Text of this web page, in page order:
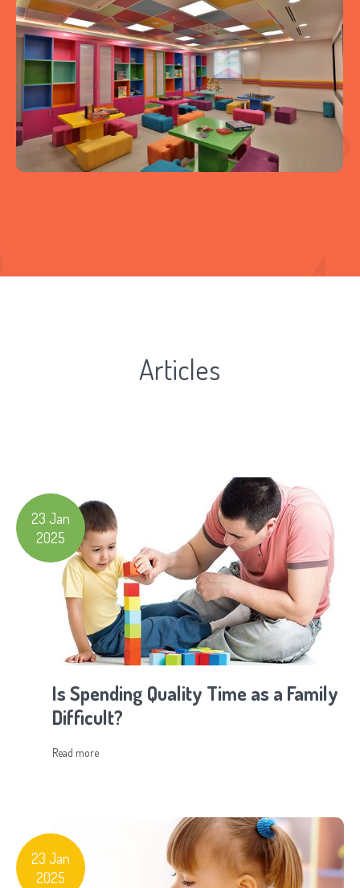
Articles
23 Jan
2025
Is Spending Quality Time as a Family
Difficult?
Read more
23 Jan
2025